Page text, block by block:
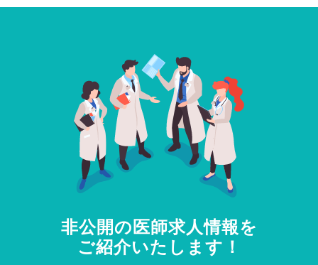
非公開の医師求人情報を
ご紹介いたします！